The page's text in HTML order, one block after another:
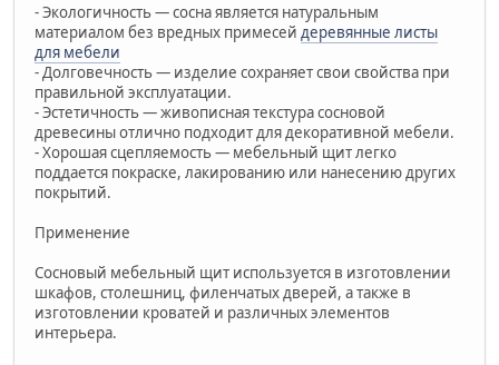
- Экологичность — сосна является натуральным
материалом без вредных примесей деревянные листы
для мебели
- Долговечность — изделие сохраняет свои свойства при
правильной эксплуатации.
- Эстетичность — живописная текстура сосновой
древесины отлично подходит для декоративной мебели.
- Хорошая сцепляемость — мебельный щит легко
поддается покраске, лакированию или нанесению других
покрытий.
Применение
Сосновый мебельный щит используется в изготовлении
шкафов, столешниц, филенчатых дверей, а также в
изготовлении кроватей и различных элементов
интерьера.